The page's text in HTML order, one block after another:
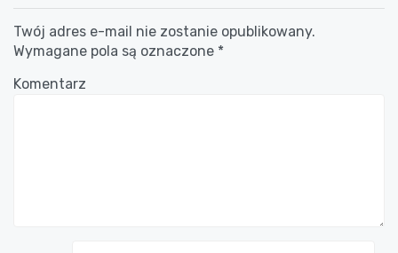
Twój adres e-mail nie zostanie opublikowany.
Wymagane pola są oznaczone *
Komentarz